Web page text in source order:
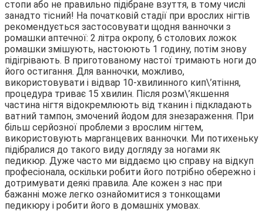
стопи або не правильно підібране взуття, в тому числі
занадто тісний! На початковій стадії при врослих нігтів
рекомендується застосовувати щодня ванночки з
ромашки аптечної: 2 літра окропу, 6 столових ложок
ромашки змішують, настоюють 1 годину, потім знову
підігрівають. В приготованому настої тримають ноги до
його остигання. Для ванночки, можливо,
використовувати і відвар 10-хвилинного кип\’ятіння,
процедура триває 15 хвилин. Після розм\’якшення
частина нігтя відокремлюють від тканин і підкладають
ватний тампон, змочений йодом для знезараження. При
більш серйозної проблеми з врослим нігтем,
використовують марганцевих ванночки. Ми потихеньку
підібралися до такого виду догляду за ногами як
педикюр. Дуже часто ми віддаємо цю справу на відкуп
професіонала, оскільки робити його потрібно обережно і
дотримувати деякі правила. Але кожен з нас при
бажанні може легко ознайомитися з тонкощами
педикюру і робити його в домашніх умовах.